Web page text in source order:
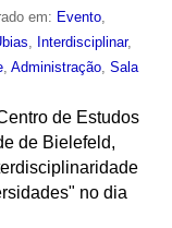
em: Evento,
, Interdisciplinar,
, Administração, Sala
de Estudos
de Bielefeld,
no dia